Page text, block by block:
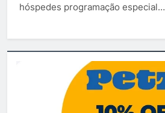
hóspedes programação especial…